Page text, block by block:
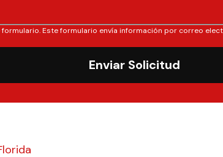
Este formulario envía información por correo
Enviar Solicitud